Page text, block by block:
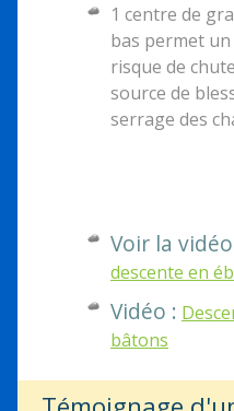
1 centre de
bas permet
risque de
source de
serrage des
Voir la
descente en
Vidéo :
bâtons